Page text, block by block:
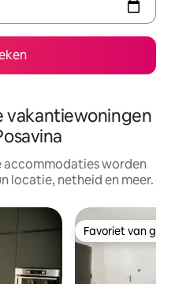
vakantiewoningen
accommodaties worden
locatie, netheid en meer.
Favoriet van
Favoriet van